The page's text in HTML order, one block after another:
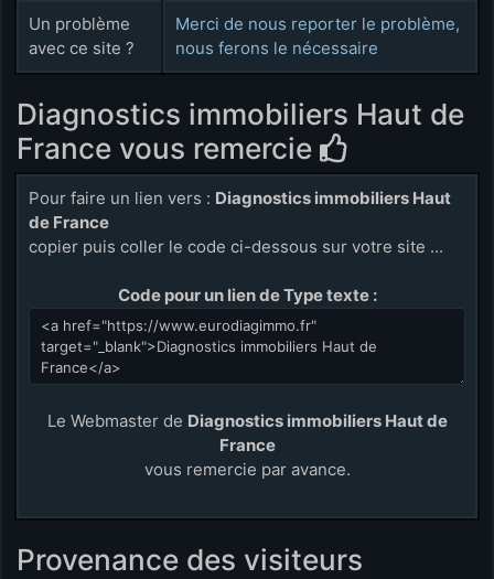
Un problème
avec ce site ?
Merci de nous reporter le problème,
nous ferons le nécessaire
Diagnostics immobiliers Haut de
France vous remercie
Pour faire un lien vers : Diagnostics immobiliers Haut
de France
copier puis coller le code ci-dessous sur votre site ...
Code pour un lien de Type texte :
Le Webmaster de Diagnostics immobiliers Haut de
France
vous remercie par avance.
Provenance des visiteurs